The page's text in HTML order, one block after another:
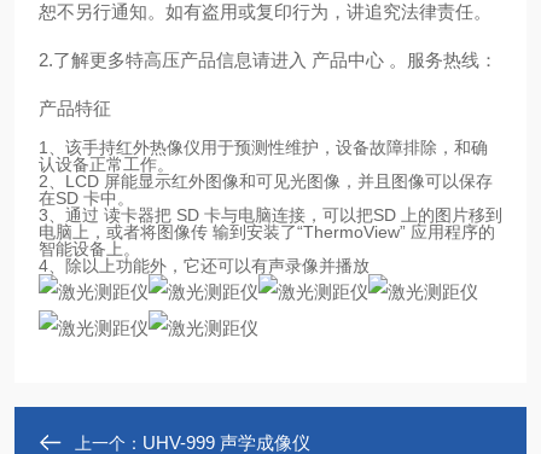
恕不另行通知。如有盗用或复印行为，讲追究法律责任。
2.了解更多特高压产品信息请进入 产品中心 。服务热线：
产品特征
1、该手持红外热像仪用于预测性维护，设备故障排除，和确
认设备正常工作。
2、LCD 屏能显示红外图像和可见光图像，并且图像可以保存
在SD 卡中。
3、通过 读卡器把 SD 卡与电脑连接，可以把SD 上的图片移到
电脑上，或者将图像传 输到安装了“ThermoView” 应用程序的
智能设备上。
4、除以上功能外，它还可以有声录像并播放
上一个： UHV-999 声学成像仪